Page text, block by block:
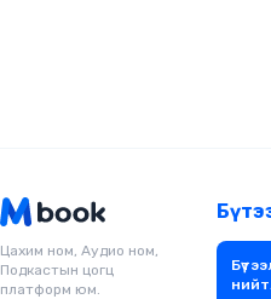
Цахим ном, Аудио ном,
Подкастын цогц
платформ юм.